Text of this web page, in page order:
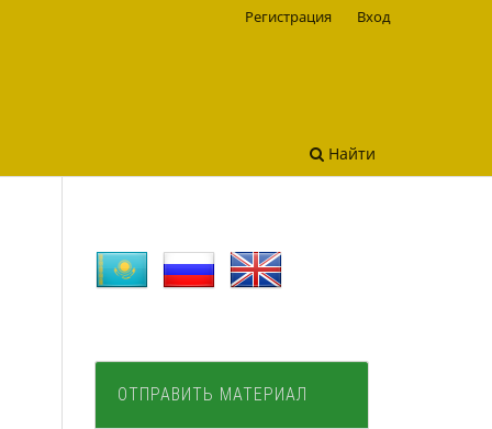
Найти
Регистрация Вход
ОТПРАВИТЬ МАТЕРИАЛ